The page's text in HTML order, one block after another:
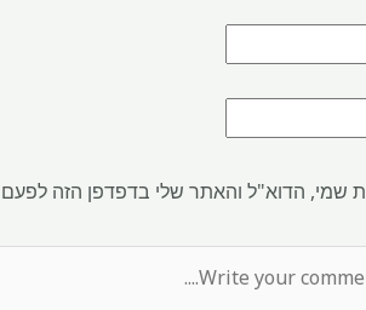
שמי, הדוא"ל והאתר שלי בדפדפן הזה